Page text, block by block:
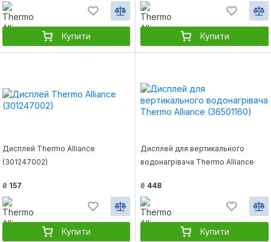
Купити Купити
Дисплей Thermo Alliance
(301247002)
₴ 157
Купити
Дисплей для вертикального
водонагрівача Thermo Alliance
₴ 448
Купити